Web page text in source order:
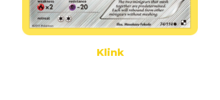
Klink